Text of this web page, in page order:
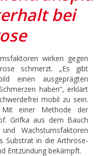
bei
wirken gegen
schmerzt. „Es gibt
einen ausgeprägten
haben”, erklärt
mobil zu sein.
einer Methode der
Grifka aus dem Bauch
Wachstumsfaktoren
Substrat in die Arthrose-
Entzündung bekämpft.